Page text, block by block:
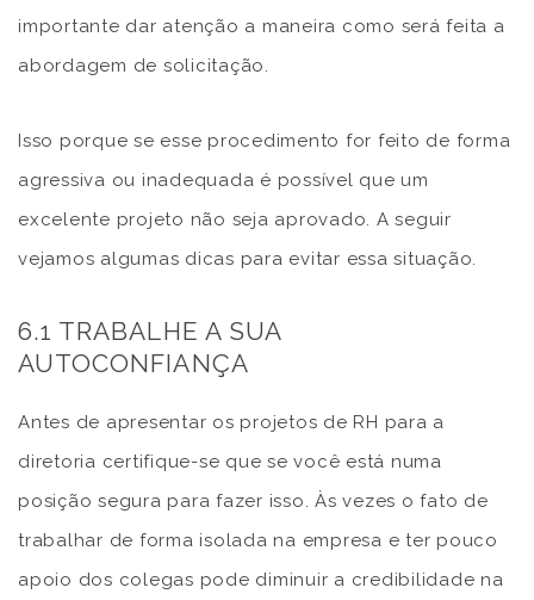
importante dar atenção a maneira como será feita a
abordagem de solicitação.
Isso porque se esse procedimento for feito de forma
agressiva ou inadequada é possível que um
excelente projeto não seja aprovado. A seguir
vejamos algumas dicas para evitar essa situação.
6.1 TRABALHE A SUA
AUTOCONFIANÇA
Antes de apresentar os projetos de RH para a
diretoria certifique-se que se você está numa
posição segura para fazer isso. Às vezes o fato de
trabalhar de forma isolada na empresa e ter pouco
apoio dos colegas pode diminuir a credibilidade na